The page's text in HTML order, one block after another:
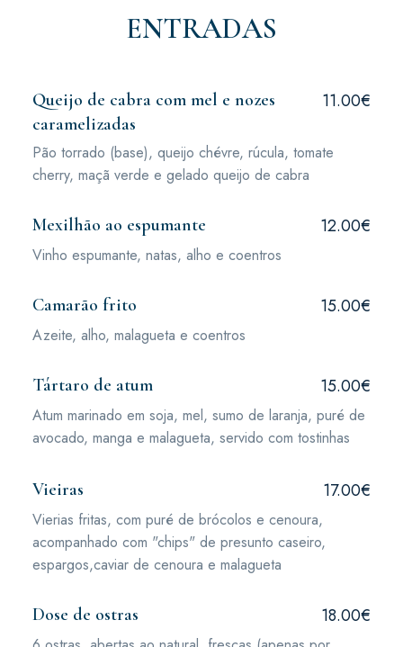
ENTRADAS
Queijo de cabra com mel e nozes
caramelizadas
11.00€
Pão torrado (base), queijo chévre, rúcula, tomate
cherry, maçã verde e gelado queijo de cabra
Mexilhão ao espumante 12.00€
Vinho espumante, natas, alho e coentros
Camarão frito 15.00€
Azeite, alho, malagueta e coentros
Tártaro de atum 15.00€
Atum marinado em soja, mel, sumo de laranja, puré de
avocado, manga e malagueta, servido com tostinhas
Vieiras 17.00€
Vierias fritas, com puré de brócolos e cenoura,
acompanhado com "chips" de presunto caseiro,
espargos,caviar de cenoura e malagueta
Dose de ostras 18.00€